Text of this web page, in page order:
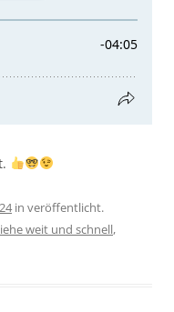
in veröffentlicht.
weit und schnell,